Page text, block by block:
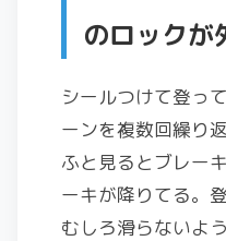
のロックが
シールつけて登っ
ーンを複数回繰り返
ふと見るとブレー
ーキが降りてる。
むしろ滑らないよ